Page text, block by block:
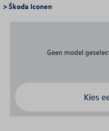
> Škoda Iconen
Geen model
Kies